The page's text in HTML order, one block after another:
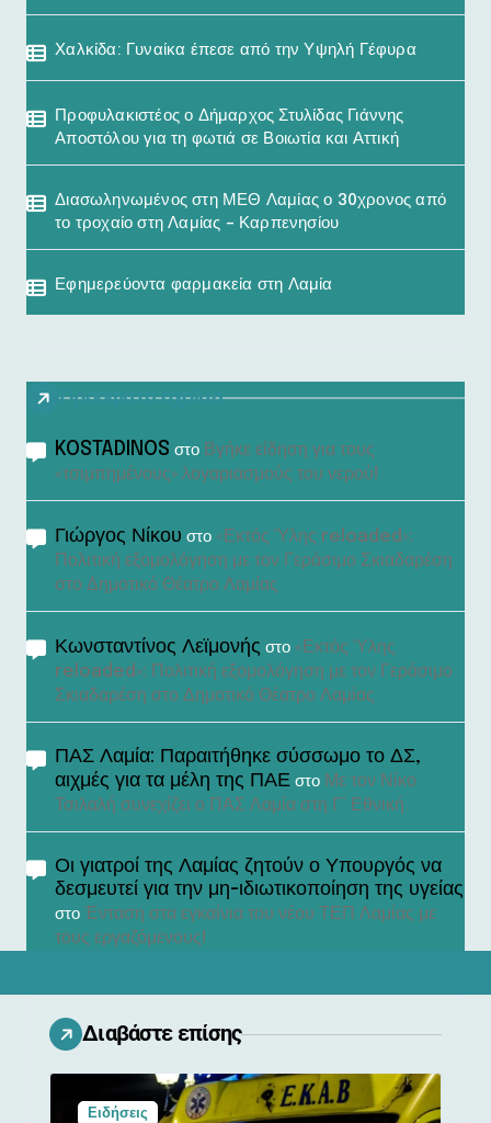
Χαλκίδα: Γυναίκα έπεσε από την Υψηλή Γέφυρα
Προφυλακιστέος ο Δήμαρχος Στυλίδας Γιάννης
Αποστόλου για τη φωτιά σε Βοιωτία και Αττική
Διασωληνωμένος στη ΜΕΘ Λαμίας ο 30χρονος από
το τροχαίο στη Λαμίας – Καρπενησίου
Εφημερεύοντα φαρμακεία στη Λαμία
Πρόσφατα σχόλια
KOSTADINOS στο Βγήκε είδηση για τους
«τσιμπημένους» λογαριασμούς του νερού!
Γιώργος Νίκου στο «Εκτός Ύλης reloaded»:
Πολιτική εξομολόγηση με τον Γεράσιμο Σκιαδαρέση
στο Δημοτικό Θέατρο Λαμίας
Κωνσταντίνος Λεϊμονής στο «Εκτός Ύλης
reloaded»: Πολιτική εξομολόγηση με τον Γεράσιμο
Σκιαδαρέση στο Δημοτικό Θέατρο Λαμίας
ΠΑΣ Λαμία: Παραιτήθηκε σύσσωμο το ΔΣ,
αιχμές για τα μέλη της ΠΑΕ στο Με τον Νίκο
Τσιλαλή συνεχίζει ο ΠΑΣ Λαμία στη Γ’ Εθνική
Οι γιατροί της Λαμίας ζητούν ο Υπουργός να
δεσμευτεί για την μη-ιδιωτικοποίηση της υγείας
στο Ένταση στα εγκαίνια του νέου ΤΕΠ Λαμίας με
τους εργαζόμενους!
Διαβάστε επίσης
Ειδήσεις